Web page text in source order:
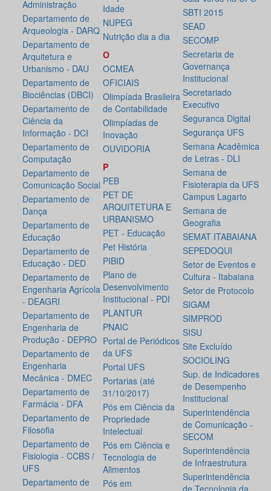
Administração
Departamento de
Arqueologia - DARQ
Departamento de
Arquitetura e
Urbanismo - DAU
Departamento de
Biociências (DBCI)
Departamento de
Ciência da
Informação - DCI
Departamento de
Computação
Departamento de
Comunicação Social
Departamento de
Dança
Departamento de
Educação
Departamento de
Educação - DED
Departamento de
Engenharia Agrícola
- DEAGRI
Departamento de
Engenharia de
Produção - DEPRO
Departamento de
Engenharia
Mecânica - DMEC
Departamento de
Farmácia - DFA
Departamento de
Filosofia
Departamento de
Fisiologia - CCBS /
UFS
Departamento de
Idade
NUPEG
Nutrição dia a dia
O
OCMEA
OFICIAIS
Olimpíada Brasileira
de Contabilidade
Olimpíadas de
Inovação
OUVIDORIA
P
PEB
PET DE
ARQUITETURA E
URBANISMO
PET - Educação
Pet História
PIBID
Plano de
Desenvolvimento
Institucional - PDI
PLANTUR
PNAIC
Portal de Periódicos
da UFS
Portal UFS
Portarias (até
31/10/2017)
Pós em Ciência da
Propriedade
Intelectual
Pós em Ciência e
Tecnologia de
Alimentos
Pós em
SBTI 2015
SEAD
SECOMP
Secretaria de
Governança
Institucional
Secretariado
Executivo
Seguranca Digital
Segurança UFS
Semana Acadêmica
de Letras - DLI
Semana de
Fisioterapia da UFS
Campus Lagarto
Semana de
Geografia
SEMAT ITABAIANA
SEPEDOQUI
Setor de Eventos e
Cultura - Itabaiana
Setor de Protocolo
SIGAM
SIMPROD
SISU
Site Excluído
SOCIOLING
Sup. de Indicadores
de Desempenho
Institucional
Superintendência
de Comunicação -
SECOM
Superintendência
de Infraestrutura
Superintendência